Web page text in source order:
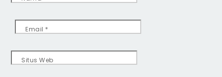
Email *
Situs Web